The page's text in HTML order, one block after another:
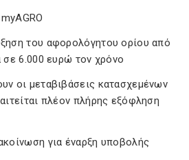
του αφορολόγητου ορίου από
6.000 ευρώ τον χρόνο
οι μεταβιβάσεις κατασχεμένων
πλέον πλήρης εξόφληση
για έναρξη υποβολής